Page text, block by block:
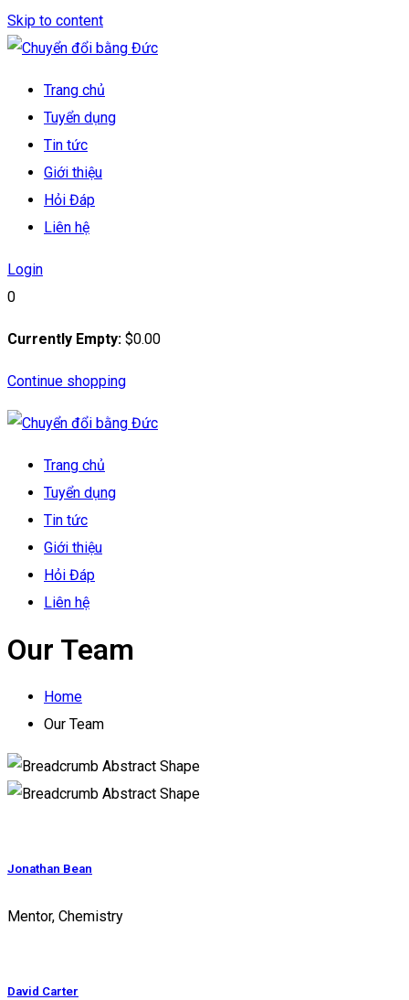
Skip to content
Trang chủ
Tuyển dụng
Tin tức
Giới thiệu
Hỏi Đáp
Liên hệ
Login
0
Currently Empty: $0.00
Continue shopping
Trang chủ
Tuyển dụng
Tin tức
Giới thiệu
Hỏi Đáp
Liên hệ
Our Team
Home
Our Team
Jonathan Bean
Mentor, Chemistry
David Carter